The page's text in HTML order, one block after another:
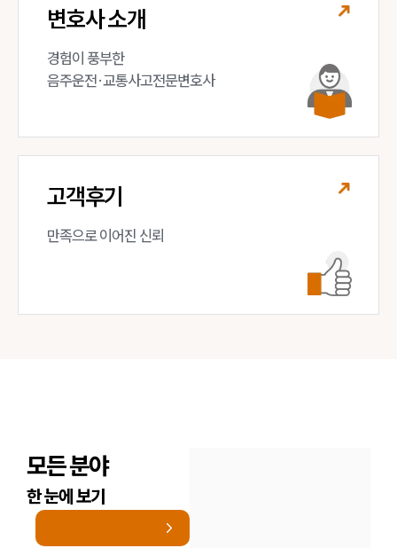
변호사 소개
경험이 풍부한
음주운전·교통사고전문변호사
고객후기
만족으로 이어진 신뢰
모든 분야
한 눈에 보기